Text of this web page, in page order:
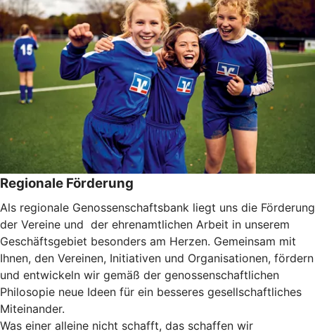
Regionale Förderung
Als regionale Genossenschaftsbank liegt uns die Förderung
der Vereine und der ehrenamtlichen Arbeit in unserem
Geschäftsgebiet besonders am Herzen. Gemeinsam mit
Ihnen, den Vereinen, Initiativen und Organisationen, fördern
und entwickeln wir gemäß der genossenschaftlichen
Philosopie neue Ideen für ein besseres gesellschaftliches
Miteinander.
Was einer alleine nicht schafft, das schaffen wir